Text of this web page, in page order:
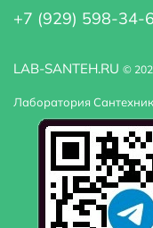
LAB-SANTEH.RU ©
Лаборатория
+7 (929) 598-34-